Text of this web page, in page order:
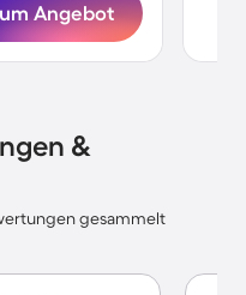
Angebot
&
gesammelt